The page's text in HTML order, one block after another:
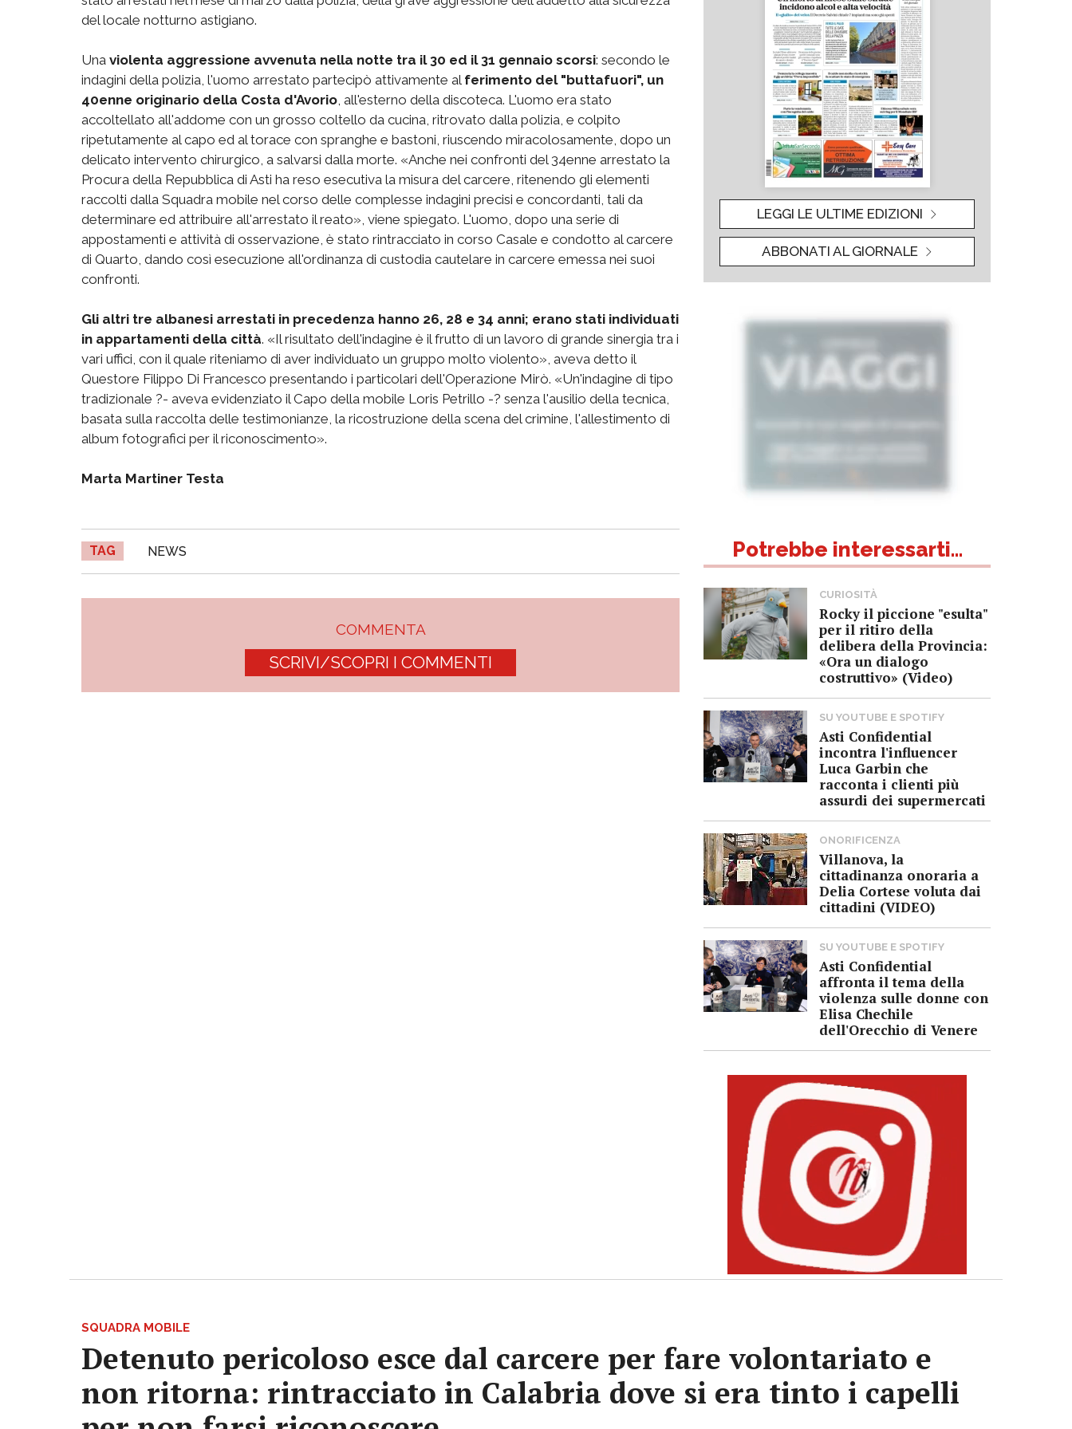
del locale notturno astigiano.
Una violenta aggressione avvenuta nella notte tra il 30 ed il 31 gennaio scorsi: secondo le
indagini della polizia, l'uomo arrestato partecipò attivamente al ferimento del "buttafuori", un
40enne originario della Costa d'Avorio , all'esterno della discoteca. L'uomo era stato
accoltellato all'addome con un grosso coltello da cucina, ritrovato dalla polizia, e colpito
ripetutamente al capo ed al torace con spranghe e bastoni, riuscendo miracolosamente, dopo un
delicato intervento chirurgico, a salvarsi dalla morte. «Anche nei confronti del 34enne arrestato la
Procura della Repubblica di Asti ha reso esecutiva la misura del carcere, ritenendo gli elementi
raccolti dalla Squadra mobile nel corso delle complesse indagini precisi e concordanti, tali da
determinare ed attribuire all'arrestato il reato», viene spiegato. L'uomo, dopo una serie di
appostamenti e attività di osservazione, è stato rintracciato in corso Casale e condotto al carcere
di Quarto, dando così esecuzione all'ordinanza di custodia cautelare in carcere emessa nei suoi
confronti.
Gli altri tre albanesi arrestati in precedenza hanno 26, 28 e 34 anni; erano stati individuati
in appartamenti della città. «Il risultato dell'indagine è il frutto di un lavoro di grande sinergia tra i
vari uffici, con il quale riteniamo di aver individuato un gruppo molto violento», aveva detto il
Questore Filippo Di Francesco presentando i particolari dell'Operazione Mirò. «Un'indagine di tipo
tradizionale ?- aveva evidenziato il Capo della mobile Loris Petrillo -? senza l'ausilio della tecnica,
basata sulla raccolta delle testimonianze, la ricostruzione della scena del crimine, l'allestimento di
album fotografici per il riconoscimento».
Marta Martiner Testa
TAG NEWS
COMMENTA
SCRIVI/SCOPRI I COMMENTI
LEGGI LE ULTIME EDIZIONI
ABBONATI AL GIORNALE
Potrebbe interessarti...
CURIOSITÀ
Rocky il piccione "esulta"
per il ritiro della
delibera della Provincia:
«Ora un dialogo
costruttivo» (Video)
SU YOUTUBE E SPOTIFY
Asti Confidential
incontra l'influencer
Luca Garbin che
racconta i clienti più
assurdi dei supermercati
ONORIFICENZA
Villanova, la
cittadinanza onoraria a
Delia Cortese voluta dai
cittadini (VIDEO)
SU YOUTUBE E SPOTIFY
Asti Confidential
affronta il tema della
violenza sulle donne con
Elisa Chechile
dell'Orecchio di Venere
SQUADRA MOBILE
Detenuto pericoloso esce dal carcere per fare volontariato e
non ritorna: rintracciato in Calabria dove si era tinto i capelli